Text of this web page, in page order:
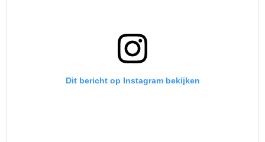
Dit bericht op Instagram bekijken